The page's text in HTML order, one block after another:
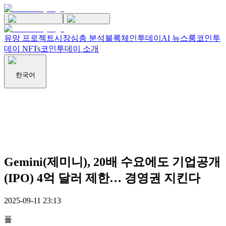
유망 프로젝트시장심층 분석블록체인투데이 AI 뉴스룸코인투
데이 NFTs코인투데이 소개
한국어
Gemini(제미니), 20배 수요에도 기업공개
(IPO) 4억 달러 제한… 경영권 지킨다
2025-09-11 23:13
폴